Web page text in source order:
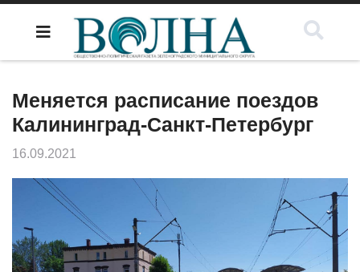
Меняется расписание поездов
Калининград-Санкт-Петербург
16.09.2021